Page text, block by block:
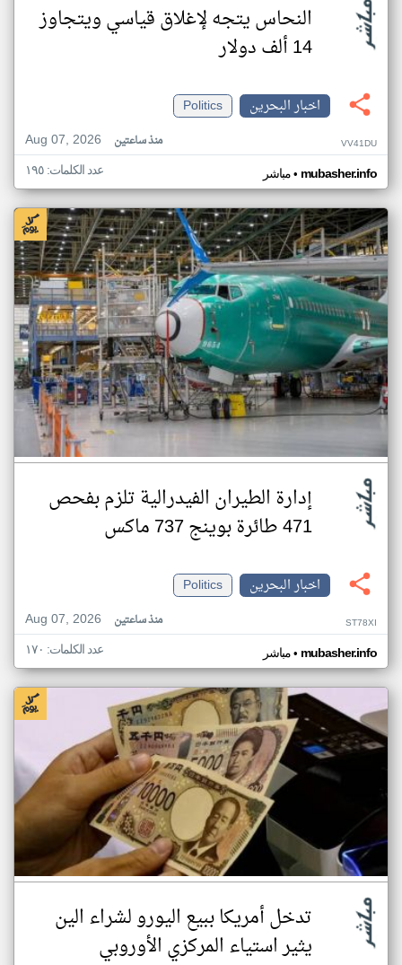
النحاس يتجه لإغلاق قياسي ويتجاوز
14 ألف دولار
اخبار البحرين
Politics
Aug 07, 2026
منذ ساعتين VV41DU
مباشر• mubasher.info عدد الكلمات: ١٩٥
إدارة الطيران الفيدرالية تلزم بفحص
471 طائرة بوينج 737 ماكس
اخبار البحرين
Politics
Aug 07, 2026
منذ ساعتين ST78XI
مباشر• mubasher.info عدد الكلمات: ١٧٠
تدخل أمريكا ببيع اليورو لشراء الين
يثير استياء المركزي الأوروبي